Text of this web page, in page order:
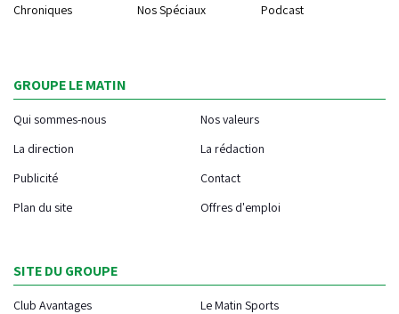
Chroniques
Nos Spéciaux Podcast
GROUPE LE MATIN
Qui sommes-nous
Nos valeurs
La direction
La rédaction
Publicité
Contact
Plan du site
Offres d'emploi
SITE DU GROUPE
Club Avantages
Le Matin Sports